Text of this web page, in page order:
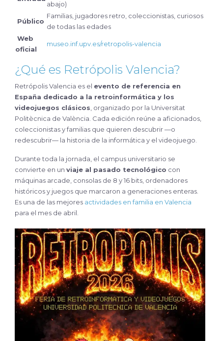
abajo)
Público
Familias, jugadores retro, coleccionistas, curiosos
de todas las edades
Web
oficial
museo.inf.upv.es/retropolis-valencia
¿Qué es Retrópolis Valencia?
Retrópolis Valencia es el evento de referencia en
España dedicado a la retroinformática y los
videojuegos clásicos, organizado por la Universitat
Politècnica de València. Cada edición reúne a aficionados,
coleccionistas y familias que quieren descubrir —o
redescubrir— la historia de la informática y el videojuego.
Durante toda la jornada, el campus universitario se
convierte en un viaje al pasado tecnológico con
máquinas arcade, consolas de 8 y 16 bits, ordenadores
históricos y juegos que marcaron a generaciones enteras.
Es una de las mejores actividades en familia en Valencia
para el mes de abril.